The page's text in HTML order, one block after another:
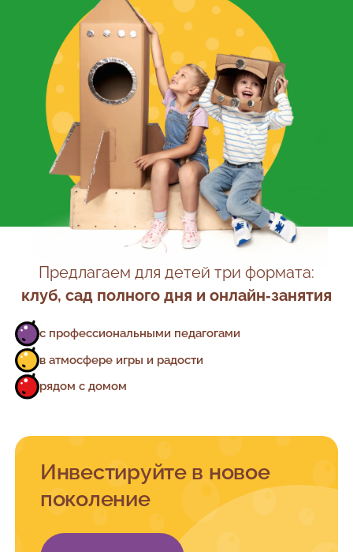
с профессиональными педагогами
в атмосфере игры и радости
рядом с домом
Предлагаем для детей три формата:
клуб, сад полного дня и онлайн‑занятия
Инвестируйте в новое
поколение